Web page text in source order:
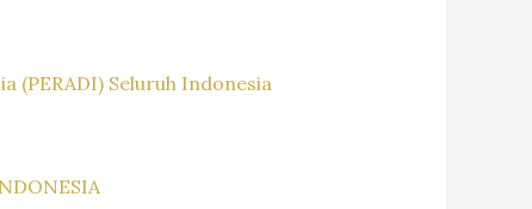
(PERADI) Seluruh Indonesia